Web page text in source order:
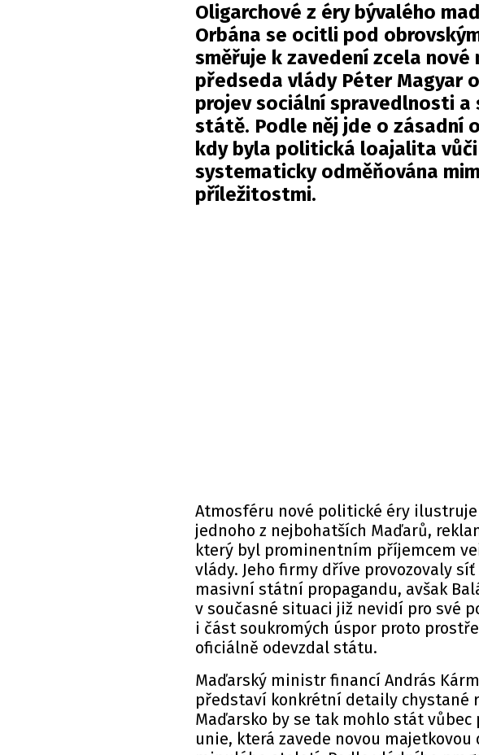
Oligarchové z éry bývalého
Orbána se ocitli pod
směřuje k zavedení zcela
předseda vlády Péter Magyar
projev sociální spravedlnosti
státě. Podle něj jde o zásadní
kdy byla politická loajalita
systematicky odměňována
příležitostmi.
Atmosféru nové politické éry
jednoho z nejbohatších Maďarů,
který byl prominentním příjemcem
vlády. Jeho firmy dříve provozovaly
masivní státní propagandu, avšak
v současné situaci již nevidí pro své
i část soukromých úspor proto
oficiálně odevzdal státu.
Maďarský ministr financí András
představí konkrétní detaily chystané
Maďarsko by se tak mohlo stát
unie, která zavede novou